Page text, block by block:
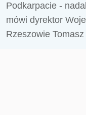
Podkarpacie -
mówi dyrektor
Rzeszowie